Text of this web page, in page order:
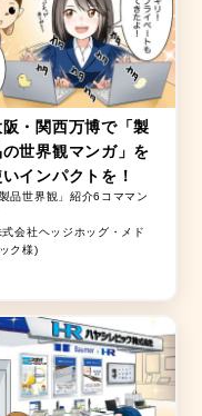
阪・関西万博で「製
の世界観マンガ」を
インパクトを！
製品世界観」紹介6コママン
式会社ヘッジホッグ・メド
ク様)